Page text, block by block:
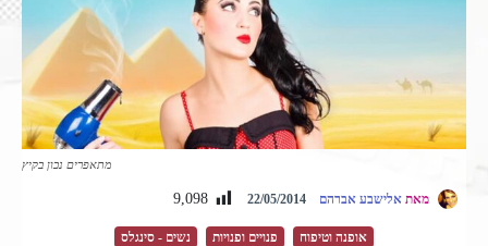
מתאפרים נכון בקיץ
אופנה וטיפוח פנויים ופנויות נשים - סינגלס
מאת אלישבע אברהם 22/05/2014
9,098